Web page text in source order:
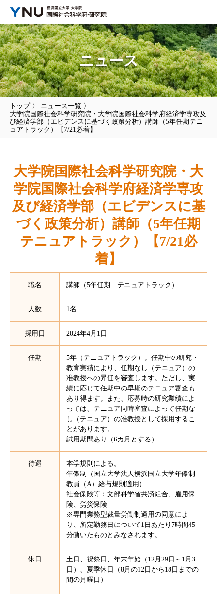
ニュース
トップ〉 ニュース一覧 〉
大学院国際社会科学研究院・大学院国際社会科学府経済学専攻及
び経済学部（エビデンスに基づく政策分析）講師（5年任期テニ
ュアトラック）【7/21必着】
大学院国際社会科学研究院・大
学院国際社会科学府経済学専攻
及び経済学部（エビデンスに基
づく政策分析）講師（5年任期
テニュアトラック）【7/21必
着】
職名 講師（5年任期 テニュアトラック）
人数 1名
採用日 2024年4月1日
任期
5年（テニュアトラック）。任期中の研究・
教育実績により、任期なし（テニュア）の
准教授への昇任を審査します。ただし、実
績に応じて任期中の早期のテニュア審査も
あり得ます。また、応募時の研究業績によ
っては、テニュア同時審査によって任期な
し（テニュア）の准教授として採用するこ
とがあります。
試用期間あり（6カ月とする）
待遇
本学規則による。
年俸制（国立大学法人横浜国立大学年俸制
教員（A）給与規則適用）
社会保険等：文部科学省共済組合、雇用保
険、労災保険
※専門業務型裁量労働制適用の同意によ
り、所定勤務日について1日あたり7時間45
分働いたものとみなされます。
休日
土日、祝祭日、年末年始（12月29日～1月3
日）、夏季休日（8月の12日から18日までの
間の月曜日）